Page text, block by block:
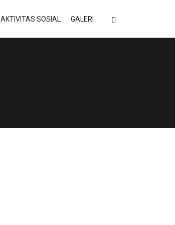
AKTIVITAS SOSIAL GALERI